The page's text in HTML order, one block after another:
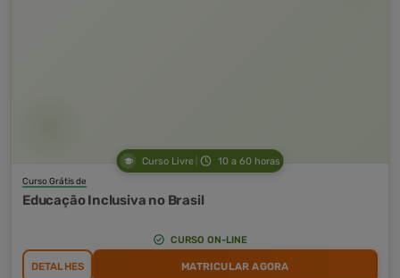
Curso Livre 10 a 60 horas
Curso Grátis de
Educação Inclusiva no Brasil
CURSO ON-LINE
DETALHES MATRICULAR AGORA